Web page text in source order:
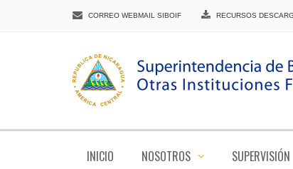
CORREO WEBMAIL SIBOIF RECURSOS
INICIO NOSOTROS SUPERVISIÓN